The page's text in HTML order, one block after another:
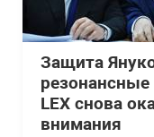
Защита
резонансные
LEX снова
внимания